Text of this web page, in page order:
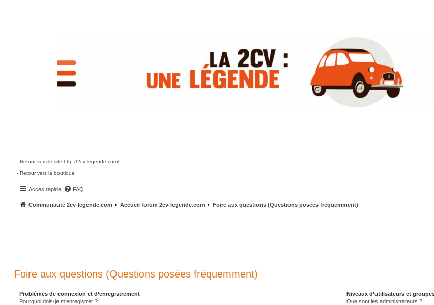
- Retour vers le site http://2cv-legende.com/
- Retour vers la boutique
Accès rapide FAQ
Communauté 2cv-legende.com Accueil forum 2cv-legende.com Foire aux questions (Questions posées fréquemment)
Foire aux questions (Questions posées fréquemment)
Problèmes de connexion et d’enregistrement
Pourquoi dois-je m’enregistrer ?
Niveaux d’utilisateurs et
Que sont les administrateurs ?